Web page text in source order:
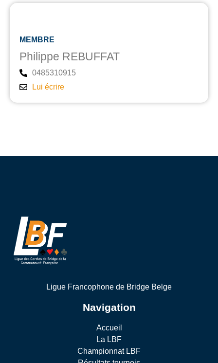
MEMBRE
Philippe REBUFFAT
0485310915
Lui écrire
Ligue Francophone de Bridge Belge
Navigation
Accueil
La LBF
Championnat LBF